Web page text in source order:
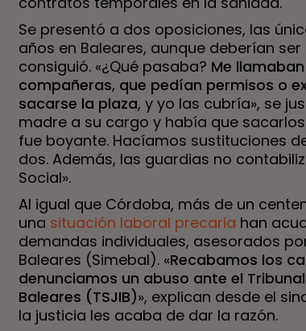
Se presentó a dos oposiciones, las
años en Baleares, aunque deberían
consiguió. «¿Qué pasaba? Me
compañeras, que pedían permisos o
sacarse la plaza, y yo las cubría», se
madre a su cargo y había que
fue boyante. Hacíamos sustituciones
dos. Además, las guardias no
Social».
Al igual que Córdoba, más de un
una situación laboral precaria han
demandas individuales, asesorados
Baleares (Simebal). «Recabamos los
denunciamos un abuso ante el
Baleares (TSJIB)», explican desde el
la justicia les acaba de dar la razón.